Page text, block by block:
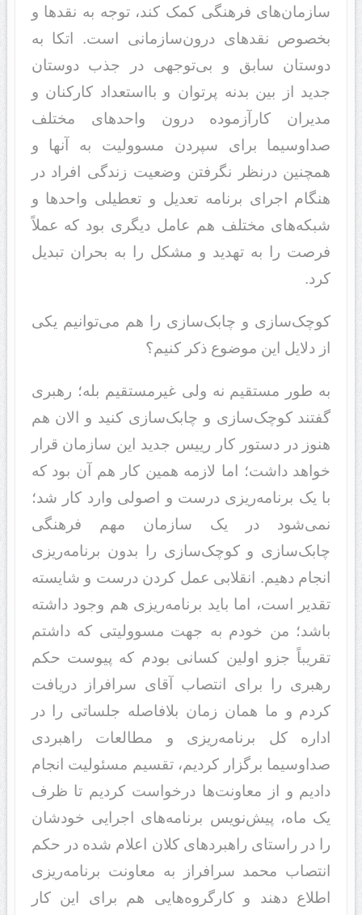
سازمان‌های فرهنگی کمک کند، توجه به نقدها و
بخصوص نقد‌های درون‌سازمانی است. اتکا به
دوستان سابق و بی‌توجهی در جذب دوستان
جدید از بین بدنه پرتوان و بااستعداد کارکنان و
مدیران کارآزموده درون واحدهای مختلف
صداوسیما برای سپردن مسوولیت به آنها و
همچنین درنظر نگرفتن وضعیت زندگی افراد در
هنگام اجرای برنامه تعدیل و تعطیلی واحدها و
شبکه‌های مختلف هم عامل دیگری بود که عملاً
فرصت را به تهدید و مشکل را به بحران تبدیل
کرد.
کوچک‌سازی و چابک‌سازی را هم می‌توانیم یکی
از دلایل این موضوع ذکر کنیم؟
به طور مستقیم نه ولی غیرمستقیم بله؛ رهبری
گفتند کوچک‌سازی و چابک‌سازی کنید و الان هم
هنوز در دستور کار رییس جدید این سازمان قرار
خواهد داشت؛ اما لازمه همین کار هم آن بود که
با یک برنامه‌ریزی درست و اصولی وارد کار شد؛
نمی‌شود در یک سازمان مهم فرهنگی
چابک‌سازی و کوچک‌سازی را بدون برنامه‌ریزی
انجام دهیم. انقلابی عمل کردن درست و شایسته
تقدیر است، اما باید برنامه‌ریزی هم وجود داشته
باشد؛ من خودم به جهت مسوولیتی که داشتم
تقریباً جزو اولین کسانی بودم که پیوست حکم
رهبری را برای انتصاب آقای سرافراز دریافت
کردم و ما همان زمان بلافاصله جلساتی را در
اداره کل برنامه‌ریزی و مطالعات راهبردی
صداوسیما برگزار کردیم، تقسیم مسئولیت انجام
دادیم و از معاونت‌ها درخواست کردیم تا ظرف
یک ماه، پیش‌نویس برنامه‌های اجرایی خودشان
را در راستای راهبردهای کلان اعلام شده در حکم
انتصاب محمد سرافراز به معاونت برنامه‌ریزی
اطلاع دهند و کارگروه‌هایی هم برای این کار